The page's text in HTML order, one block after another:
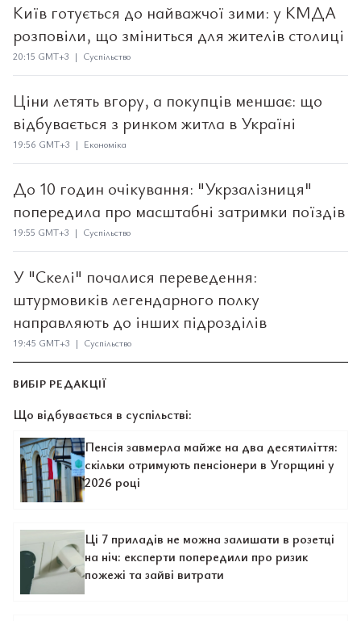
Київ готується до найважчої зими: у КМДА
розповіли, що зміниться для жителів столиці
20:15 GMT+3 | Суспільство
Ціни летять вгору, а покупців меншає: що
відбувається з ринком житла в Україні
19:56 GMT+3 | Економіка
До 10 годин очікування: "Укрзалізниця"
попередила про масштабні затримки поїздів
19:55 GMT+3 | Суспільство
У "Скелі" почалися переведення:
штурмовиків легендарного полку
направляють до інших підрозділів
19:45 GMT+3 | Суспільство
ВИБІР РЕДАКЦІЇ
Що відбувається в суспільстві:
Пенсія завмерла майже на два десятиліття:
скільки отримують пенсіонери в Угорщині у
2026 році
Ці 7 приладів не можна залишати в розетці
на ніч: експерти попередили про ризик
пожежі та зайві витрати